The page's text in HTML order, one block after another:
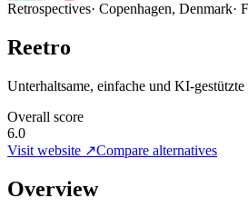
Retrospectives· Copenhagen, Denmark·
Reetro
Unterhaltsame, einfache und KI-
Overall score
6.0
Visit website ↗Compare alternatives
Overview